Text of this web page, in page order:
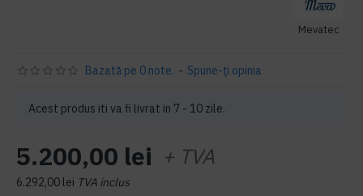
Mevatec
Acest produs iti va fi livrat in 7 - 10 zile.
Bazată pe 0 note. - Spune-ţi opinia
5.200,00 lei + TVA
6.292,00 lei TVA inclus